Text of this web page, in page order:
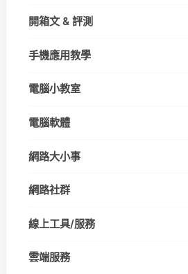
開箱文 & 評測
手機應用教學
電腦小教室
電腦軟體
網路大小事
網路社群
線上工具/服務
雲端服務